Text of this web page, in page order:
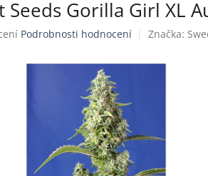
Seeds Gorilla Girl XL
Podrobnosti hodnocení Značka: